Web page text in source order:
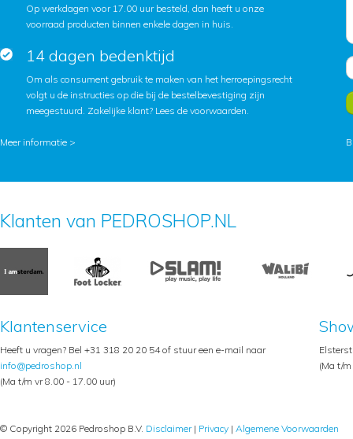
Op werkdagen voor 17.00 uur besteld, dan heeft u onze
voorraad producten binnen enkele dagen in huis.
14 dagen bedenktijd
Om als consument gebruik te maken van het herroepingsrecht
volgt u de instructies op die bij de bestelbevestiging zijn
meegestuurd. Zakelijke klant? Lees de voorwaarden.
Meer informatie >
Klanten van PEDROSHOP.NL
Klantenservice
Heeft u vragen? Bel +31 318 20 20 54 of stuur een e-mail naar
info@pedroshop.nl
(Ma t/m vr 8.00 - 17.00 uur)
(Ma t/
© Copyright 2026 Pedroshop B.V. Disclaimer| Privacy | Algemene Voorwaarden